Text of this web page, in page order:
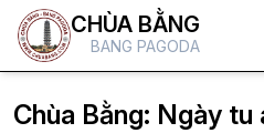
CHÙA BẰNG
BANG PAGODA
Chùa Bằng: Ngày tu